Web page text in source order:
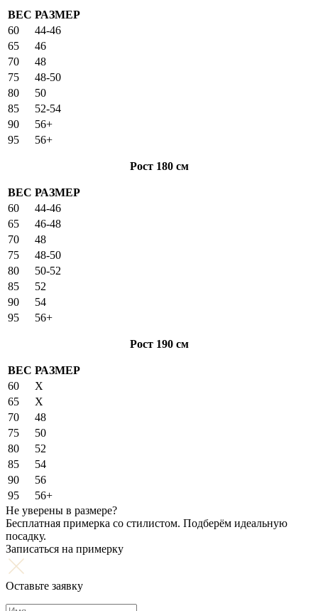
ВЕС РАЗМЕР
60
44-46
65
46
70
48
75
48-50
80
50
85
52-54
90
56+
95
56+
Рост 180 см
ВЕС РАЗМЕР
60
44-46
65
46-48
70
48
75
48-50
80
50-52
85
52
90
54
95
56+
Рост 190 см
ВЕС РАЗМЕР
60
X
65
X
70
48
75
50
80
52
85
54
90
56
95
56+
Не уверены в размере?
Бесплатная примерка со стилистом. Подберём идеальную
посадку.
Записаться на примерку
Оставьте заявку